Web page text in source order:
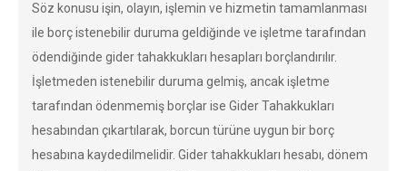
Söz konusu işin, olayın, işlemin ve hizmetin tamamlanması
ile borç istenebilir duruma geldiğinde ve işletme tarafından
ödendiğinde gider tahakkukları hesapları borçlandırılır.
İşletmeden istenebilir duruma gelmiş, ancak işletme
tarafından ödenmemiş borçlar ise Gider Tahakkukları
hesabından çıkartılarak, borcun türüne uygun bir borç
hesabına kaydedilmelidir. Gider tahakkukları hesabı, dönem